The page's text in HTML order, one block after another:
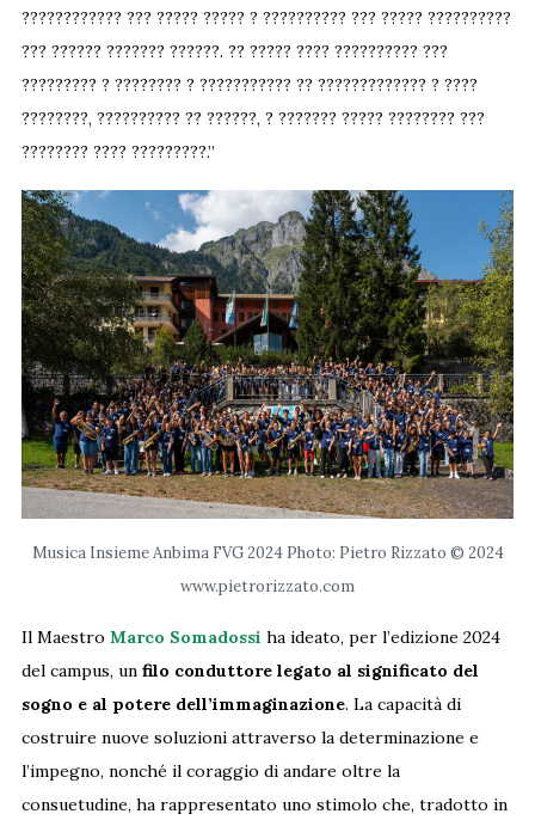
???????????? ??? ????? ????? ? ?????????? ??? ????? ??????????
??? ?????? ??????? ??????. ?? ????? ???? ?????????? ???
????????? ? ???????? ? ??????????? ?? ????????????? ? ????
????????, ?????????? ?? ??????, ? ??????? ????? ???????? ???
???????? ???? ?????????.”
Musica Insieme Anbima FVG 2024 Photo: Pietro Rizzato © 2024
www.pietrorizzato.com
Il Maestro Marco Somadossi ha ideato, per l’edizione 2024
del campus, un filo conduttore legato al significato del
sogno e al potere dell’immaginazione. La capacità di
costruire nuove soluzioni attraverso la determinazione e
l’impegno, nonché il coraggio di andare oltre la
consuetudine, ha rappresentato uno stimolo che, tradotto in